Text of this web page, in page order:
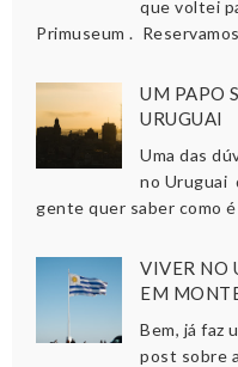
que voltei
Primuseum .
UM PAPO
URUGUAI
Uma das
no Uruguai
gente quer saber como
VIVER NO
EM
Bem, já faz
post sobre